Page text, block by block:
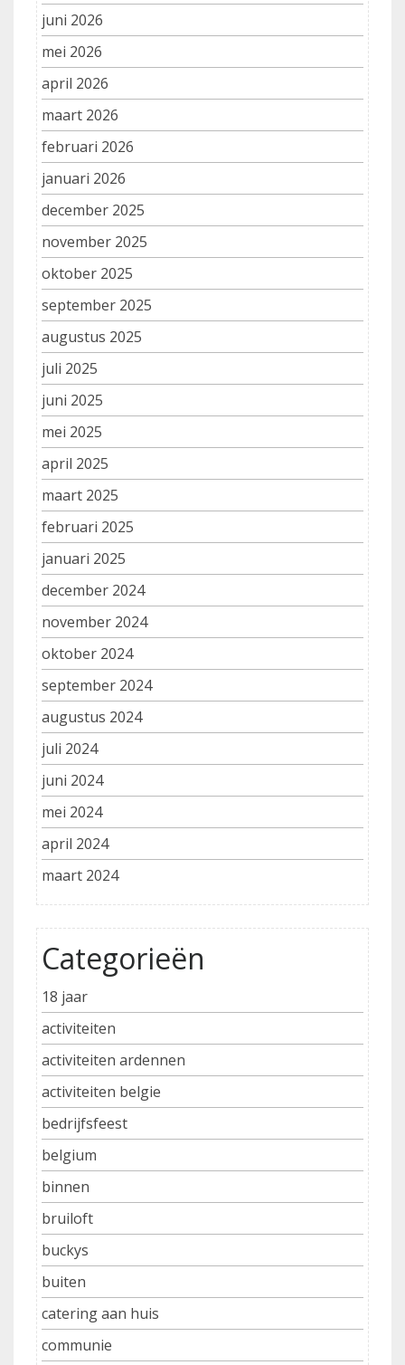
juni 2026
mei 2026
april 2026
maart 2026
februari 2026
januari 2026
december 2025
november 2025
oktober 2025
september 2025
augustus 2025
juli 2025
juni 2025
mei 2025
april 2025
maart 2025
februari 2025
januari 2025
december 2024
november 2024
oktober 2024
september 2024
augustus 2024
juli 2024
juni 2024
mei 2024
april 2024
maart 2024
Categorieën
18 jaar
activiteiten
activiteiten ardennen
activiteiten belgie
bedrijfsfeest
belgium
binnen
bruiloft
buckys
buiten
catering aan huis
communie